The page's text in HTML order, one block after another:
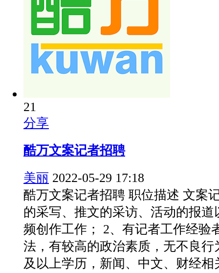
21
分享
酷万文案记者招聘
美丽 2022-05-29 17:18
酷万文案记者招聘 职位描述 文案
的采写、推文的采访、活动的报
频创作工作； 2、有记者工作经验
法，有较高的政治素质，无不良行
及以上学历，新闻、中文、财经